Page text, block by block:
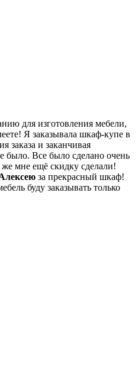
для изготовления мебели,
Я заказывала шкаф-купе в
заказа и заканчивая
было. Все было сделано очень
мне ещё скидку сделали!
за прекрасный шкаф!
буду заказывать только